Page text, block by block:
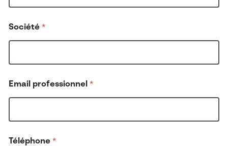
u
s
c
o
n
Société *
Email professionnel *
Téléphone *